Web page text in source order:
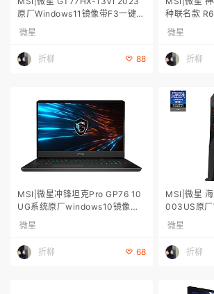
原厂Windows11镜像带F3一键恢
复
微星
折柳 88
种联名款
原厂
复 微星原厂
恢复出厂
微星
折柳
MSI|微星冲锋坦克Pro GP76 10
UG系统原厂windows10镜像带F
3一键恢复 微星原厂系统下载；
微星系统恢复出厂
微星
折柳 68
MSI|微星
003US原厂
3一键恢复
微星系统恢
微星
折柳